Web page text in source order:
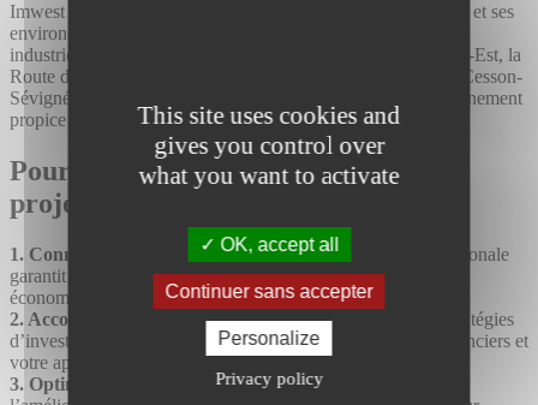
This site uses cookies and
gives you control over
what you want to activate
OK, accept all
Continuer sans accepter
Personalize
Privacy policy
Imwest intervient sur l’ensemble de l’agglomération rennaise et ses
environs, dans des secteurs clés pour les locaux d’activités,
industriels et entrepôts. Des zones comme la ZI Ecopôle Sud-Est, la
Route de Lorient, et les parcs d’activités de Saint-Grégoire, Cesson-
Sévigné et Bruz offrent un fort potentiel locatif et un environnement
propice à la croissance.
Pourquoi choisir Imwest pour votre
projet d’investissement ?
1. Connaissance fine du marché local: notre expertise régionale
garantit des choix adaptés aux tendances et aux besoins
économiques locaux.
2. Accompagnement personnalisé: Imwest élabore des stratégies
d’investissement sur-mesure, alignées avec vos objectifs financiers et
votre appétence au risque.
3. Optimisation des performances: nos services incluent